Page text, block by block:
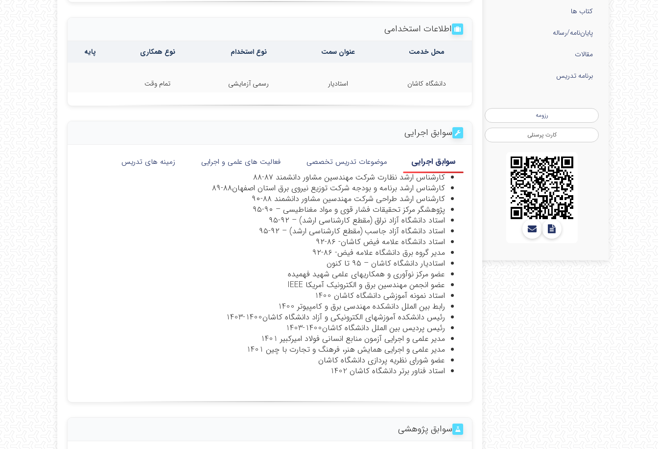
کتاب ها
پایان‌نامه‌/رساله
مقالات
برنامه تدریس
رزومه
کارت پرسنلی
اطلاعات استخدامی
محل خدمت عنوان سمت نوع استخدام نوع همکاری پایه
دانشگاه کاشان استادیار رسمی آزمایشی تمام وقت
سوابق اجرایی
سوابق اجرایی موضوعات تدریس تخصصی فعالیت های علمی و اجرایی زمینه های تدریس
کارشناس ارشد نظارت شرکت مهندسین مشاور دانشمند ۸۷-۸۸
کارشناس ارشد برنامه و بودجه شرکت توزیع نیروی برق استان اصفهان۸۸-۸۹
کارشناس ارشد طراحی شرکت مهندسین مشاور دانشمند ۸۸-۹۰
پژوهشگر مرکز تحقیقات فشار قوی و مواد مغناطیسی – ۹۰-۹۵
استاد دانشگاه آزاد نراق (مقطع کارشناسی ارشد) – ۹۲-۹۵
استاد دانشگاه آزاد جاسب (مقطع کارشناسی ارشد) – ۹۲-۹۵
استاد دانشگاه علامه فیض کاشان- ۸۶-۹۲
مدیر گروه برق دانشگاه علامه فیض- ۸۶-۹۲
استادیار دانشگاه کاشان – ۹۵ تا کنون
عضو مرکز نوآوری و همکاری­های علمی شهید فهمیده
عضو انجمن مهندسین برق و الکترونیک آمریکا IEEE
استاد نمونه آموزشی دانشگاه کاشان 1400
رابط بین الملل دانشکده مهندسی برق و کامپیوتر 1400
رئیس دانشکده آموزشهای الکترونیکی و آزاد دانشگاه کاشان1400-1403
رئیس پردیس بین الملل دانشگاه کاشان1400-1403
مدیر علمی و اجرایی آزمون منابع انسانی فولاد امیرکبیر 1401
مدیر علمی و اجرایی همایش هنر، فرهنگ و تجارت با چین 1401
عضو شورای نظریه پردازی دانشگاه کاشان
استاد فناور برتر دانشگاه کاشان 1402
سوابق پژوهشی